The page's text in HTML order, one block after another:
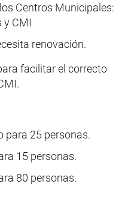
Centros Municipales:
y CMI
renovación.
facilitar el correcto
para 25 personas.
15 personas.
80 personas.